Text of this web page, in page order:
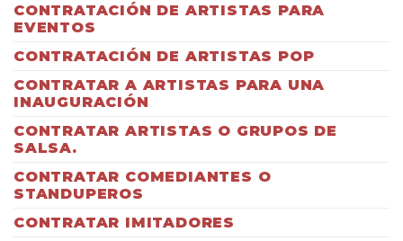
CONTRATACIÓN DE ARTISTAS PARA
EVENTOS
CONTRATACIÓN DE ARTISTAS POP
CONTRATAR A ARTISTAS PARA UNA
INAUGURACIÓN
CONTRATAR ARTISTAS O GRUPOS DE
SALSA.
CONTRATAR COMEDIANTES O
STANDUPEROS
CONTRATAR IMITADORES